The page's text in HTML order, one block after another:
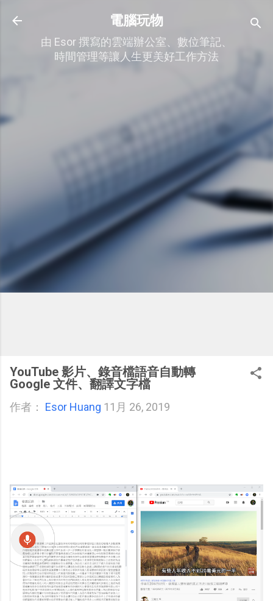
跳到主要內容
電腦玩物
由 Esor 撰寫的雲端辦公室、數位筆記、
時間管理等讓人生更美好工作方法
YouTube 影片、錄音檔語音自動轉
Google 文件、翻譯文字檔
作者： Esor Huang 11月 26, 2019